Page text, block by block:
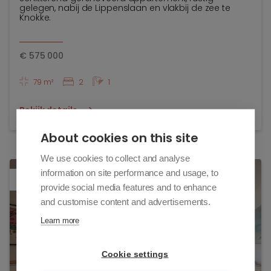
gelegen, nabij de Lippenslaan en vlakbij de zee te
Knokke.
€ 575 000
79 m² 2 1
Bekijk details
nieuw
About cookies on this site
We use cookies to collect and analyse
information on site performance and usage, to
provide social media features and to enhance
and customise content and advertisements.
Learn more
Cookie settings